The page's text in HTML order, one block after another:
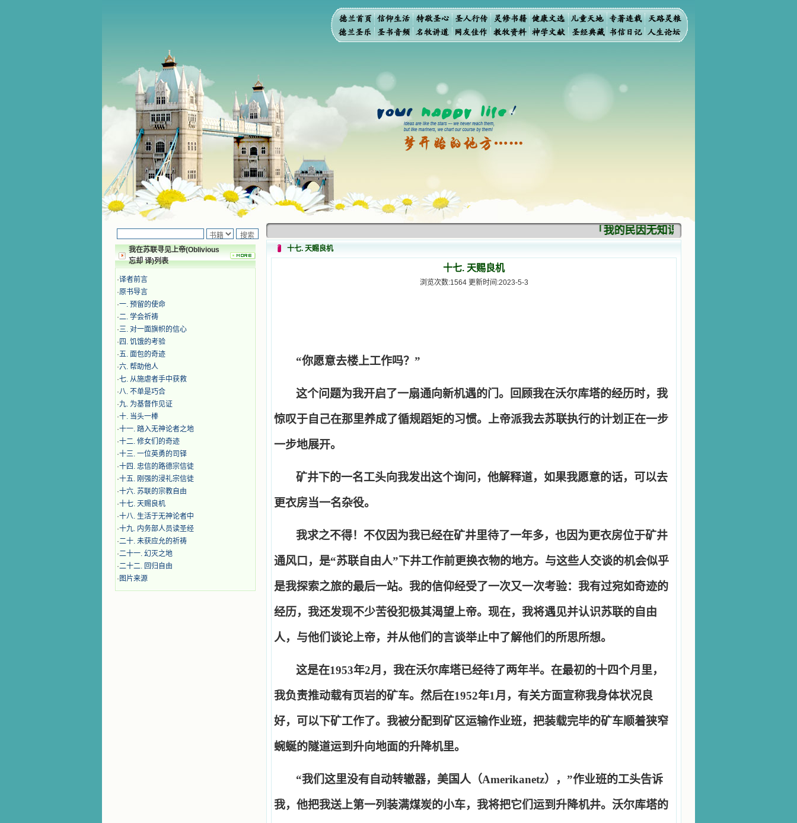
我在苏联寻见上帝(Oblivious
忘却 译)列表
·译者前言
·原书导言
·一. 预留的使命
·二. 学会祈祷
·三. 对一面旗帜的信心
· 四. 饥饿的考验
·五. 面包的奇迹
·六. 帮助他人
·七. 从施虐者手中获救
·八. 不单是巧合
·九. 为基督作见证
·十. 当头一棒
·十一. 踏入无神论者之地
·十二. 修女们的奇迹
·十三. 一位英勇的司铎
·十四. 忠信的路德宗信徒
·十五. 刚强的浸礼宗信徒
·十六. 苏联的宗教自由
·十七. 天赐良机
·十八. 生活于无神论者中
·十九. 内务部人员读圣经
·二十. 未获应允的祈祷
·二十一. 幻灭之地
·二十二. 回归自由
·图片来源
「我的民因无知识而灭亡。你弃掉知识，我
十七. 天赐良机
十七. 天赐良机
浏览次数:1564 更新时间:2023-5-3
“你愿意去楼上工作吗？ ”
这个问题为我开启了一扇通向新机遇的门。回顾我在沃尔库塔的经历时，我
惊叹于自己在那里养成了循规蹈矩的习惯。上帝派我去苏联执行的计划正在一步
一步地展开。
矿井下的一名工头向我发出这个询问，他解释道，如果我愿意的话，可以去
更衣房当一名杂役。
我求之不得！不仅因为我已经在矿井里待了一年多，也因为更衣房位于矿井
通风口，是“苏联自由人”下井工作前更换衣物的地方。与这些人交谈的机会似乎
是我探索之旅的最后一站。我的信仰经受了一次又一次考验：我有过宛如奇迹的
经历，我还发现不少苦役犯极其渴望上帝。现在，我将遇见并认识苏联的自由
人，与他们谈论上帝，并从他们的言谈举止中了解他们的所思所想。
这是在1953年2月，我在沃尔库塔已经待了两年半。在最初的十四个月里，
我负责推动载有页岩的矿车。然后在1952年1月，有关方面宣称我身体状况良
好，可以下矿工作了。我被分配到矿区运输作业班，把装载完毕的矿车顺着狭窄
蜿蜒的隧道运到升向地面的升降机里。
“我们这里没有自动转辙器，美国人（Amerikanetz）， ”作业班的工头告诉
我，他把我送上第一列装满煤炭的小车，我将把它们运到升降机井。沃尔库塔的